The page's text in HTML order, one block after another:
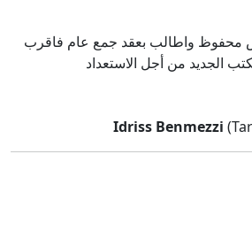
محفوظ واطالب بعقد جمع عام فاقرب
الجديد من أجل الاستعداد
Idriss Benmezzi